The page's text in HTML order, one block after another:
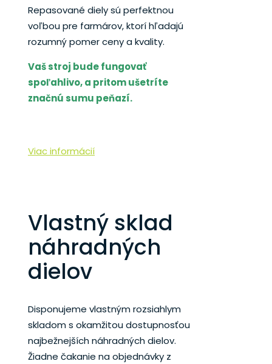
Repasované diely sú perfektnou
voľbou pre farmárov, ktorí hľadajú
rozumný pomer ceny a kvality.
Vaš stroj bude fungovať
spoľahlivo, a pritom ušetríte
značnú sumu peňazí.
Viac informácií
Vlastný sklad
náhradných
dielov
Disponujeme vlastným rozsiahlym
skladom s okamžitou dostupnosťou
najbežnejších náhradných dielov.
Žiadne čakanie na objednávky z